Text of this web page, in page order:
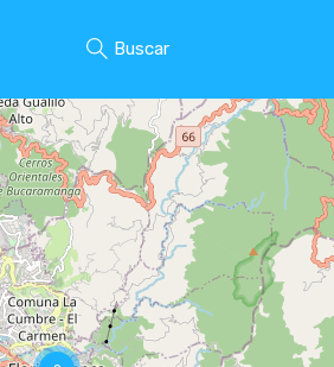
Buscar